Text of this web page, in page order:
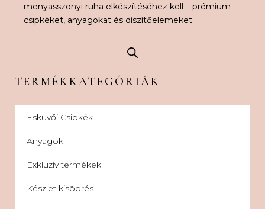
menyasszonyi ruha elkészítéséhez kell – prémium
csipkéket, anyagokat és díszítőelemeket.
TERMÉKKATEGÓRIÁK
Esküvői Csipkék
Anyagok
Exkluzív termékek
Készlet kisöprés